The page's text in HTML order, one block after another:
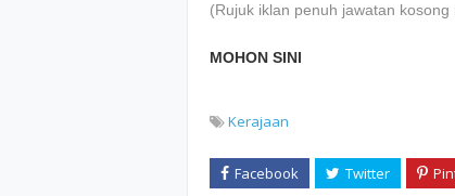
(Rujuk iklan penuh jawatan
MOHON SINI
Kerajaan